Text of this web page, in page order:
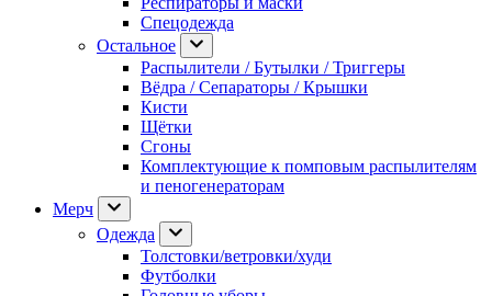
Спецодежда
Остальное
Распылители / Бутылки / Триггеры
Вёдра / Сепараторы / Крышки
Кисти
Щётки
Сгоны
Комплектующие к помповым распылителям
и пеногенераторам
Мерч
Одежда
Толстовки/ветровки/худи
Футболки